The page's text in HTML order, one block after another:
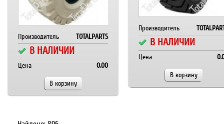
Производитель TOTALPARTS
В НАЛИЧИИ
Цена 0.00
В корзину
Производитель
В НАЛИЧИИ
Цена
В корзину